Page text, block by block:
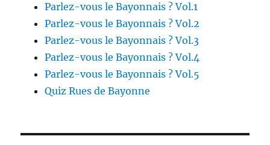
Parlez-vous le Bayonnais ? Vol.1
Parlez-vous le Bayonnais ? Vol.2
Parlez-vous le Bayonnais ? Vol.3
Parlez-vous le Bayonnais ? Vol.4
Parlez-vous le Bayonnais ? Vol.5
Quiz Rues de Bayonne